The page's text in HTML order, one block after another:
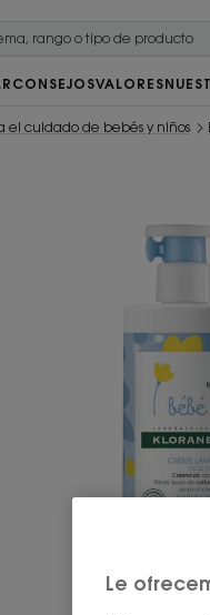
CONSEJOSVALORES
el cuidado de bebés y niños
Le